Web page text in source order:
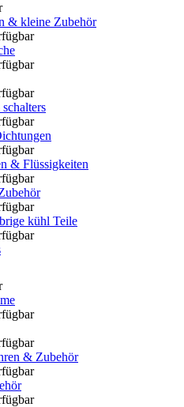
& kleine Zubehör
& Flüssigkeiten
kühl Teile
& Zubehör